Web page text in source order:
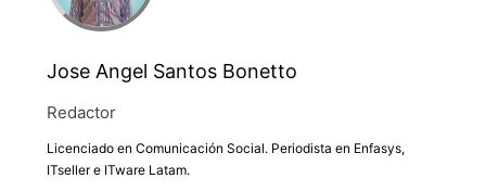
Jose Angel Santos Bonetto
Redactor
Licenciado en Comunicación Social. Periodista en Enfasys,
ITseller e ITware Latam.